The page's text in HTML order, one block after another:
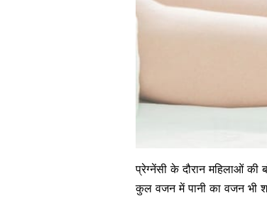
प्रेग्नेंसी के दौरान महिलाओं की
कुल वजन में पानी का वजन भी